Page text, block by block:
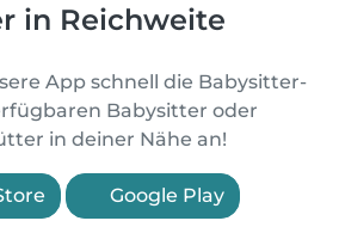
in Reichweite
App schnell die Babysitter-
Babysitter oder
in deiner Nähe an!
Google Play